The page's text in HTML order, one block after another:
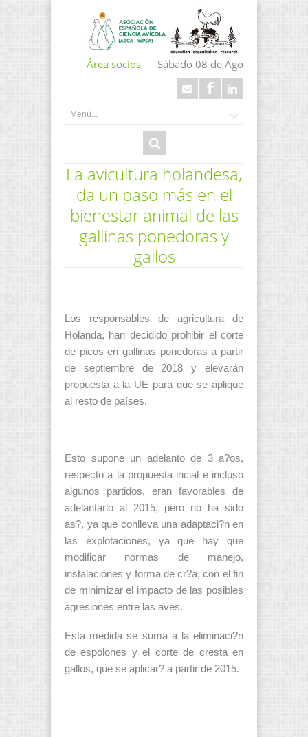
Área socios Sábado 08 de Ago
La avicultura holandesa,
da un paso más en el
bienestar animal de las
gallinas ponedoras y
gallos
Los responsables de agricultura de
Holanda, han decidido prohibir el corte
de picos en gallinas ponedoras a partir
de septiembre de 2018 y elevarán
propuesta a la UE para que se aplique
al resto de países.
Esto supone un adelanto de 3 a?os,
respecto a la propuesta incial e incluso
algunos partidos, eran favorables de
adelantarlo al 2015, pero no ha sido
as?, ya que conlleva una adaptaci?n en
las explotaciones, ya que hay que
modificar normas de manejo,
instalaciones y forma de cr?a, con el fin
de minimizar el impacto de las posibles
agresiones entre las aves.
Esta medida se suma a la eliminaci?n
de espolones y el corte de cresta en
gallos, que se aplicar? a partir de 2015.